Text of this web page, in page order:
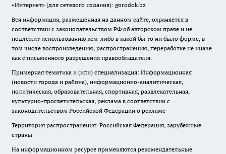
«Интернет» (для сетевого издания): gorodok.bz
Вся информация, размещенная на данном сайте, охраняется в
соответствии с законодательством РФ об авторском праве и не
подлежит использованию кем-либо в какой бы то ни было форме, в
том числе воспроизведению, распространению, переработке не иначе
как с письменного разрешения правообладателя.
Примерная тематика и (или) специализация: Информационная
(новости города и района), информационно-аналитическая,
политическая, образовательная, спортивная, развлекательная,
культурно-просветительская, реклама в соответствии с
законодательством Российской Федерации о рекламе
Территория распространения: Российская Федерация, зарубежные
страны
На информационном ресурсе применяются рекомендательные